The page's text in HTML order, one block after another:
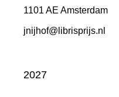
1101 AE Amsterdam
jnijhof@librisprijs.nl
2027